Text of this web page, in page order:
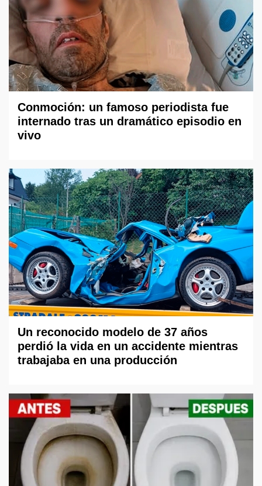
Conmoción: un famoso periodista fue
internado tras un dramático episodio en
vivo
Un reconocido modelo de 37 años
perdió la vida en un accidente mientras
trabajaba en una producción